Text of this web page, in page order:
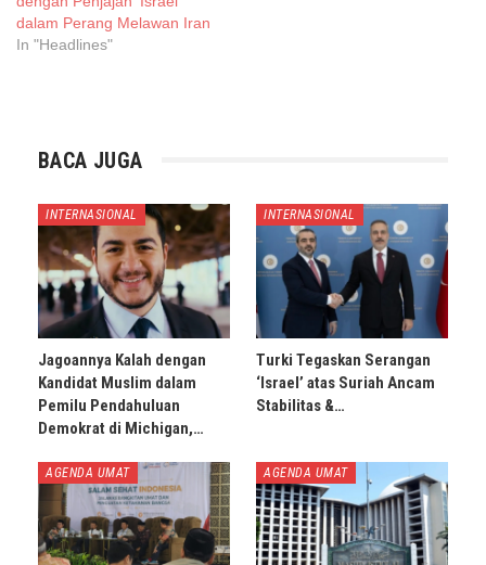
dalam Perang Melawan Iran
In "Headlines"
BACA JUGA
INTERNASIONAL
Jagoannya Kalah dengan
Kandidat Muslim dalam
Pemilu Pendahuluan
Demokrat di Michigan,…
INTERNASIONAL
Turki Tegaskan Serangan
‘Israel’ atas Suriah Ancam
Stabilitas &…
AGENDA UMAT AGENDA UMAT